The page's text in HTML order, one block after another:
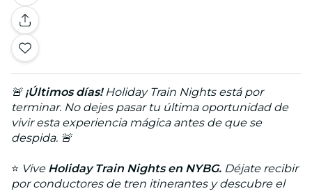
🚨 ¡Últimos días! Holiday Train Nights está por
terminar. No dejes pasar tu última oportunidad de
vivir esta experiencia mágica antes de que se
despida. 🚨
⭐ Vive Holiday Train Nights en NYBG. Déjate recibir
por conductores de tren itinerantes y descubre el